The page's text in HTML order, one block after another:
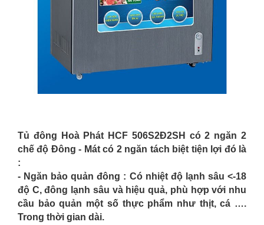
Tủ đông Hoà Phát HCF 506S2Đ2SH có 2 ngăn 2
chế độ Đông - Mát có 2 ngăn tách biệt tiện lợi đó là
:
- Ngăn bảo quản đông : Có nhiệt độ lạnh sâu <-18
độ C, đông lạnh sâu và hiệu quả, phù hợp với nhu
cầu bảo quản một số thực phẩm như thịt, cá ….
Trong thời gian dài.